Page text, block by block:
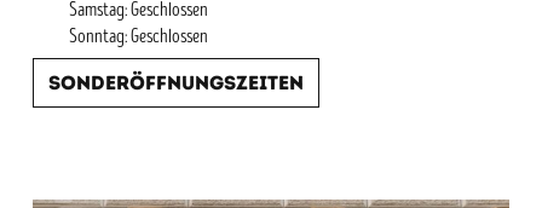
Samstag: Geschlossen
Sonntag: Geschlossen
Sonderöffnungszeiten